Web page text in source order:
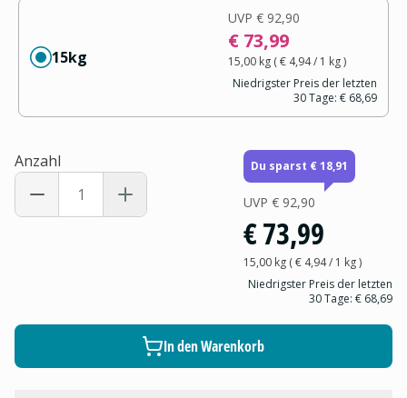
15kg
UVP € 92,90
€ 73,99
15,00 kg(€ 4,94/ 1 kg)
Niedrigster Preis der letzten
30 Tage: € 68,69
Anzahl Du sparst € 18,91
UVP € 92,90
€ 73,99
15,00 kg(€ 4,94/ 1 kg)
Niedrigster Preis der letzten
30 Tage: € 68,69
In den Warenkorb